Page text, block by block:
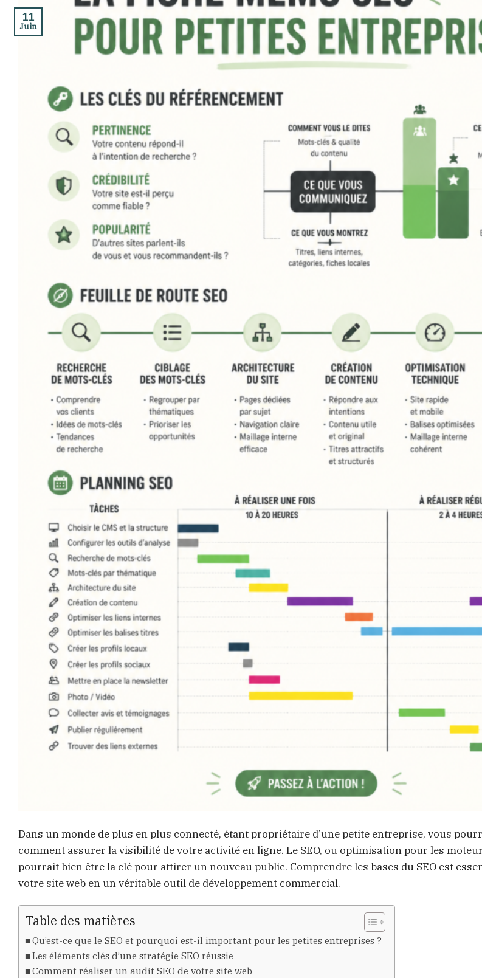
11
Juin
Dans un monde de plus en plus connecté, étant propriétaire d’une petite entreprise, vous
comment assurer la visibilité de votre activité en ligne. Le SEO, ou optimisation pour les
pourrait bien être la clé pour attirer un nouveau public. Comprendre les bases du SEO est
votre site web en un véritable outil de développement commercial.
Table des matières
Qu’est-ce que le SEO et pourquoi est-il important pour les petites entreprises ?
Les éléments clés d’une stratégie SEO réussie
Comment réaliser un audit SEO de votre site web